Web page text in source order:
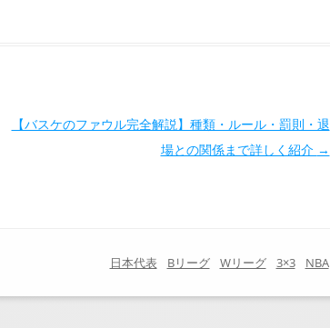
【バスケのファウル完全解説】種類・ルール・罰則・退
場との関係まで詳しく紹介 →
日本代表 Bリーグ Wリーグ 3×3 NBA